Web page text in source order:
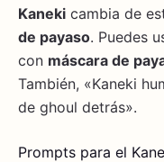
Kaneki cambia de
de payaso. Puedes
con máscara de
También, «Kaneki
de ghoul detrás».
Prompts para el